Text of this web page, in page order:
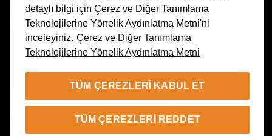
detaylı bilgi için Çerez ve Diğer Tanımlama
Teknolojilerine Yönelik Aydınlatma Metni'ni
inceleyiniz. Çerez ve Diğer Tanımlama
Teknolojilerine Yönelik Aydınlatma Metni
TÜM ÇEREZLERI KABUL ET
TÜM ÇEREZLERI REDDET